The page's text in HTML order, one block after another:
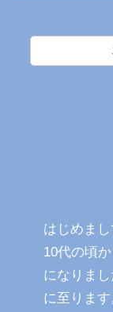
はじめまし
10代の頃
になりま
に至ります